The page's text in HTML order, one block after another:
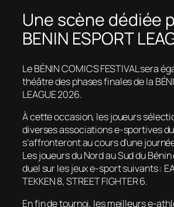
Une scène dédiée
BENIN ESPORT
Le BÉNIN COMICS FESTIVAL sera
théâtre des phases finales de la
LEAGUE 2026.
À cette occasion, les joueurs
diverses associations e-sportives
s’affronteront au cours d’une
Les joueurs du Nord au Sud du
duel sur les jeux e-sport suivants :
TEKKEN 8, STREET FIGHTER 6.
En fin de tournoi, les meilleurs e-